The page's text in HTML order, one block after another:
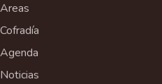
Areas
Cofradía
Agenda
Noticias